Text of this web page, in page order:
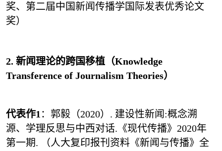
奖、第二届中国新闻传播学国际发表优秀论文
奖）
2. 新闻理论的跨国移植（Knowledge
Transference of Journalism Theories）
代表作1 ：郭毅（2020）. 建设性新闻:概念溯
源、学理反思与中西对话.《现代传播》2020年
第一期. （人大复印报刊资料《新闻与传播》全